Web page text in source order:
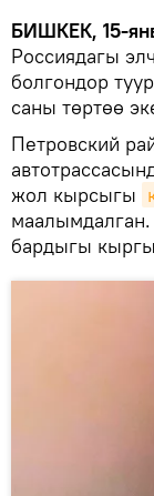
БИШКЕК, 15-
Россиядагы
болгондор
саны төртөө
Петровский
жол кырсыгы
бардыгы